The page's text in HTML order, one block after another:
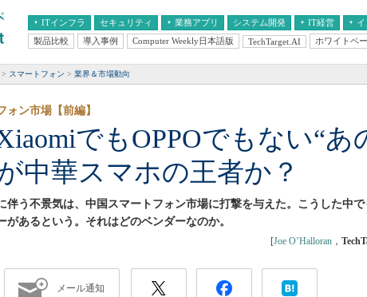
ITインフラ セキュリティ 業務アプリ
エンタープライズAI
ERP
CX
情報系システム
システム開発 IT経営
経営とIT 医療IT
製品比較 導入事例 Computer Weekly日本語版 TechTarget.AI ホワイトペ
スマートフォン 業界＆市場動向
でもOPPOでもない“あ
中華スマホの王者か？
ン市場【前編】
伴う不景気は、中国スマートフォン市場に打撃を与えた。こうした中で
があるという。それはどのベンダーなのか。
[Joe O’Halloran ，
メール通知